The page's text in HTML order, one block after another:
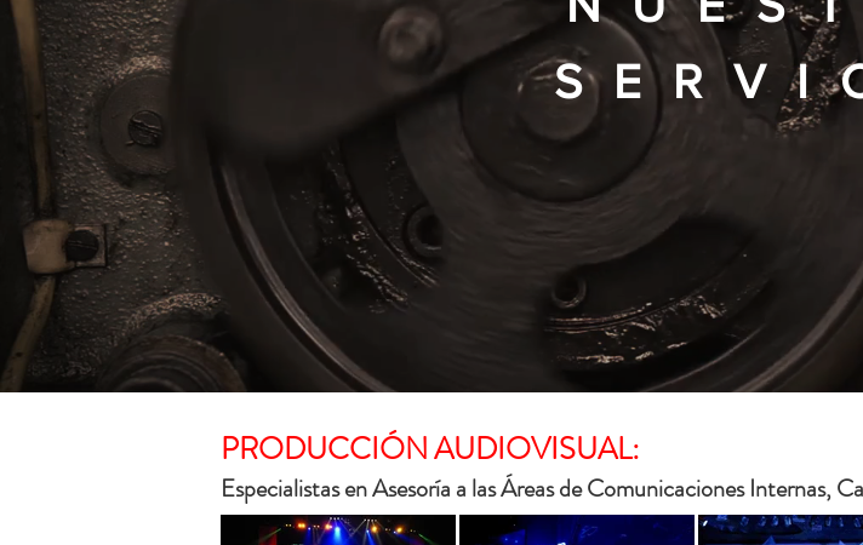
PRODUCCIÓN AUDIOVISUAL:
Especialistas en Asesoría a las Áreas de Comunicaciones